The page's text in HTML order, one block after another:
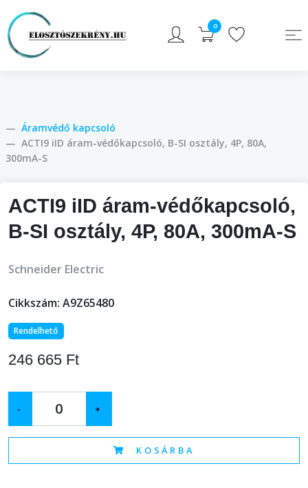
0
Áramvédő kapcsoló
ACTI9 iID áram-védőkapcsoló, B-SI osztály, 4P, 80A,
300mA-S
ACTI9 iID áram-védőkapcsoló,
B-SI osztály, 4P, 80A, 300mA-S
Schneider Electric
Cikkszám: A9Z65480
Rendelhető
246 665 Ft
- +
KOSÁRBA